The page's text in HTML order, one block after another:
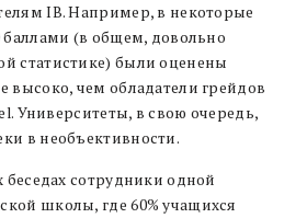
IB. Например, в некоторые
(в общем, довольно
статистике) были оценены
высоко, чем обладатели грейдов
Университеты, в свою очередь,
в необъективности.
беседах сотрудники одной
школы, где 60% учащихся